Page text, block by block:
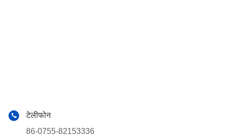
टेलीफोन
86-0755-82153336